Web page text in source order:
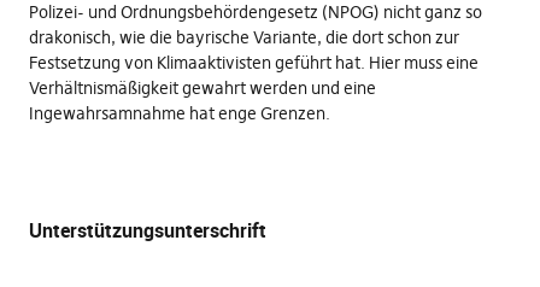
Polizei- und Ordnungsbehördengesetz (NPOG) nicht ganz so
drakonisch, wie die bayrische Variante, die dort schon zur
Festsetzung von Klimaaktivisten geführt hat. Hier muss eine
Verhältnismäßigkeit gewahrt werden und eine
Ingewahrsamnahme hat enge Grenzen.
Unterstützungsunterschrift